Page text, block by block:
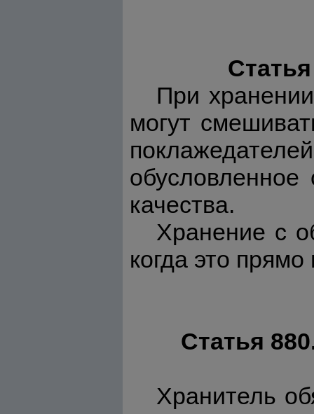
При
могут
качества.
Хранение с
когда это
Статья
Хранитель